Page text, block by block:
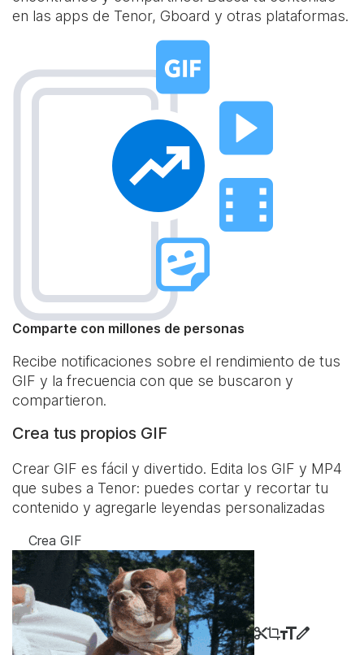
en las apps de Tenor, Gboard y otras plataformas.
Comparte con millones de personas
Recibe notificaciones sobre el rendimiento de tus
GIF y la frecuencia con que se buscaron y
compartieron.
Crea tus propios GIF
Crear GIF es fácil y divertido. Edita los GIF y MP4
que subes a Tenor: puedes cortar y recortar tu
contenido y agregarle leyendas personalizadas
Crea GIF